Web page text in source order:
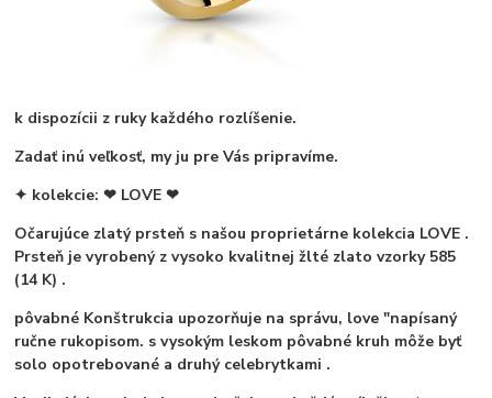
k dispozícii z ruky každého rozlíšenie.
Zadať inú veľkosť, my ju pre Vás pripravíme.
✦ kolekcie: ❤ LOVE ❤
Očarujúce zlatý prsteň s našou proprietárne kolekcia LOVE .
Prsteň je vyrobený z vysoko kvalitnejžlté zlato vzorky 585
(14 K) .
pôvabné Konštrukcia upozorňuje na správu, love"napísaný
ručne rukopisom. s vysokým leskom pôvabné kruh môže byť
solo opotrebované a druhý celebrytkami .